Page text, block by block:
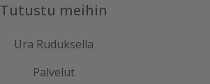
Tutustu meihin
Ura Ruduksella
Palvelut